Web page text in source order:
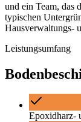
und ein Team, das
typischen
Hausverwaltungs-
Leistungsumfang
Epoxidharz-